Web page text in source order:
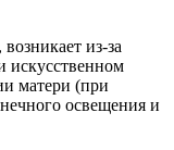
из-за
искусственном
матери (при
освещения и